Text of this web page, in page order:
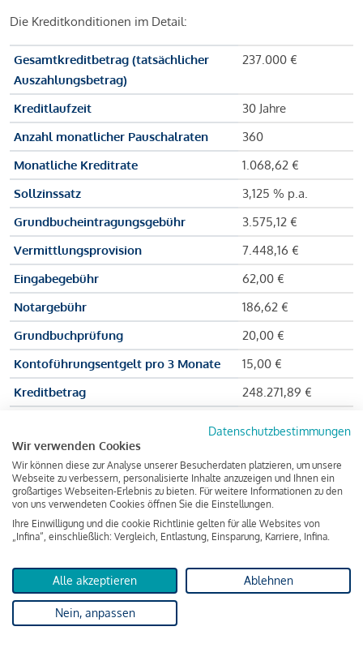
Die Kreditkonditionen im Detail:
Gesamtkreditbetrag (tatsächlicher
Auszahlungsbetrag)
237.000 €
Kreditlaufzeit
30 Jahre
Anzahl monatlicher Pauschalraten
360
Monatliche Kreditrate
1.068,62 €
Sollzinssatz
3,125 % p.a.
Grundbucheintragungsgebühr
3.575,12 €
Vermittlungsprovision
7.448,16 €
Eingabegebühr
62,00 €
Notargebühr
186,62 €
Grundbuchprüfung
20,00 €
Kontoführungsentgelt pro 3 Monate
15,00 €
Kreditbetrag
248.271,89 €
Zu zahlender Gesamtbetrag
Kreditvermittler
INFINA Credit
Broker GmbH
von 237.000 Euro ausgezahlt, um die Wohnung zu kaufen.
Darüber hinaus fallen aber noch einige Gebühren an (z. B. die
Grundbucheintragungsgebühr), sodass die Bank den
Datenschutzbestimmungen
Wir verwenden Cookies
Wir können diese zur Analyse unserer Besucherdaten platzieren, um unsere
Webseite zu verbessern, personalisierte Inhalte anzuzeigen und Ihnen ein
großartiges Webseiten-Erlebnis zu bieten. Für weitere Informationen zu den
von uns verwendeten Cookies öffnen Sie die Einstellungen.
Ihre Einwilligung und die cookie Richtlinie gelten für alle Websites von
„Infina“, einschließlich: Vergleich, Entlastung, Einsparung, Karriere, Infina.
Alle akzeptieren Ablehnen
Nein, anpassen